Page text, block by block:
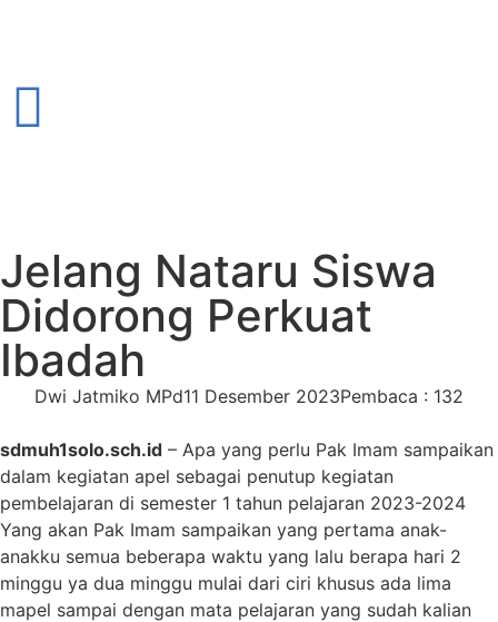
Jelang Nataru Siswa
Didorong Perkuat
Ibadah
Dwi Jatmiko MPd11 Desember 2023Pembaca : 132
sdmuh1solo.sch.id – Apa yang perlu Pak Imam sampaikan
dalam kegiatan apel sebagai penutup kegiatan
pembelajaran di semester 1 tahun pelajaran 2023-2024
Yang akan Pak Imam sampaikan yang pertama anak-
anakku semua beberapa waktu yang lalu berapa hari 2
minggu ya dua minggu mulai dari ciri khusus ada lima
mapel sampai dengan mata pelajaran yang sudah kalian